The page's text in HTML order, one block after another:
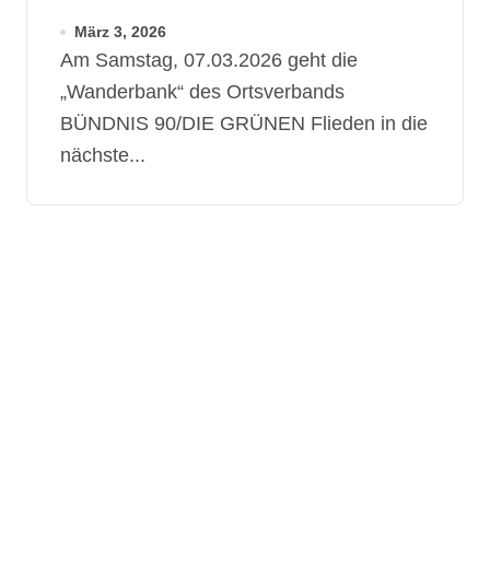
laden zum Austausch ein
März 3, 2026
Am Samstag, 07.03.2026 geht die
„Wanderbank“ des Ortsverbands
BÜNDNIS 90/DIE GRÜNEN Flieden in die
nächste...